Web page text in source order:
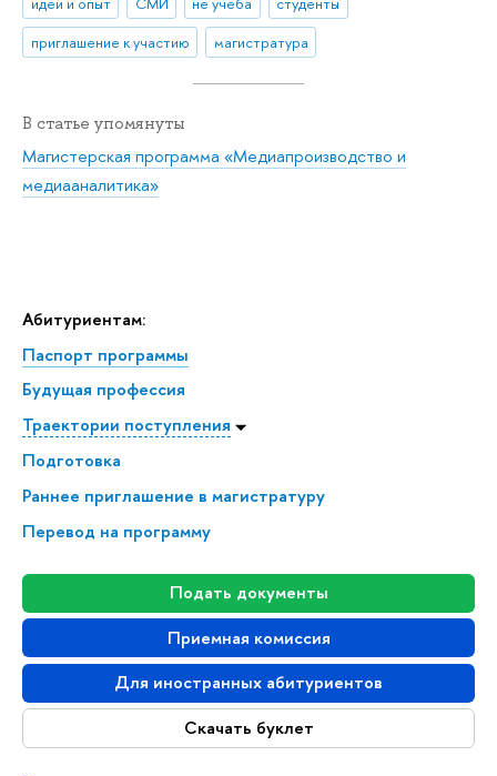
Абитуриентам:
Паспорт программы
Будущая профессия
Траектории поступления
Подготовка
Раннее приглашение в магистратуру
Перевод на программу
Подать документы
Приемная комиссия
Для иностранных абитуриентов
Скачать буклет
приглашение к участию
магистратура
В статье упомянуты
Магистерская программа «Медиапроизводство и
медиааналитика»